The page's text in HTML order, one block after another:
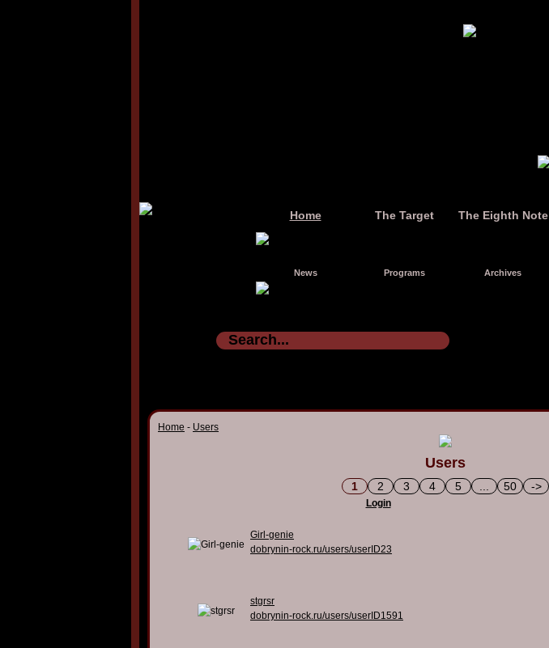
Home The Target The Eighth Note
News Programs Archives
Home - Users
Users
1 2 3 4 5 50 ->
Login
Girl-genie
dobrynin-rock.ru/users/userID23
stgrsr
dobrynin-rock.ru/users/userID1591